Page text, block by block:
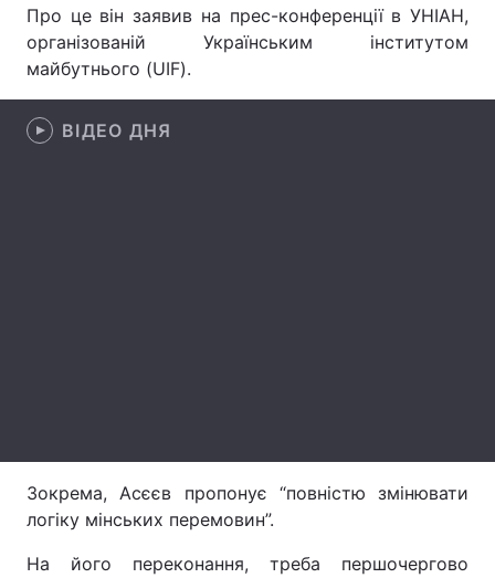
Україна Політика
Економіка
Спорт
Відео з Youtube Статті
Про це він заявив на прес-конференції в УНІАН,
організованій Українським інститутом
майбутнього (UIF).
ВІДЕО ДНЯ
Зокрема, Асєєв пропонує “повністю змінювати
логіку мінських перемовин”.
На його переконання, треба першочергово